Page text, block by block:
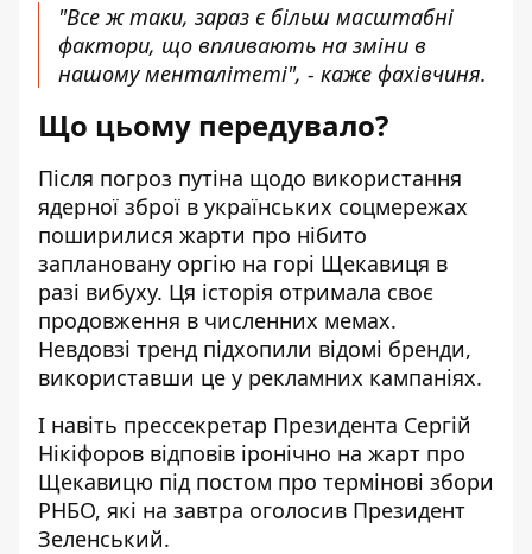
"Все ж таки, зараз є більш масштабні
фактори, що впливають на зміни в
нашому менталітеті", - каже фахівчиня.
Що цьому передувало?
Після погроз путіна щодо використання
ядерної зброї в українських соцмережах
поширилися жарти про нібито
заплановану оргію на горі Щекавиця в
разі вибуху. Ця історія отримала своє
продовження в численних мемах.
Невдовзі тренд підхопили відомі бренди,
використавши це у рекламних кампаніях.
І навіть прессекретар Президента Сергій
Нікіфоров відповів іронічно на жарт про
Щекавицю під постом про термінові збори
РНБО, які на завтра оголосив Президент
Зеленський.